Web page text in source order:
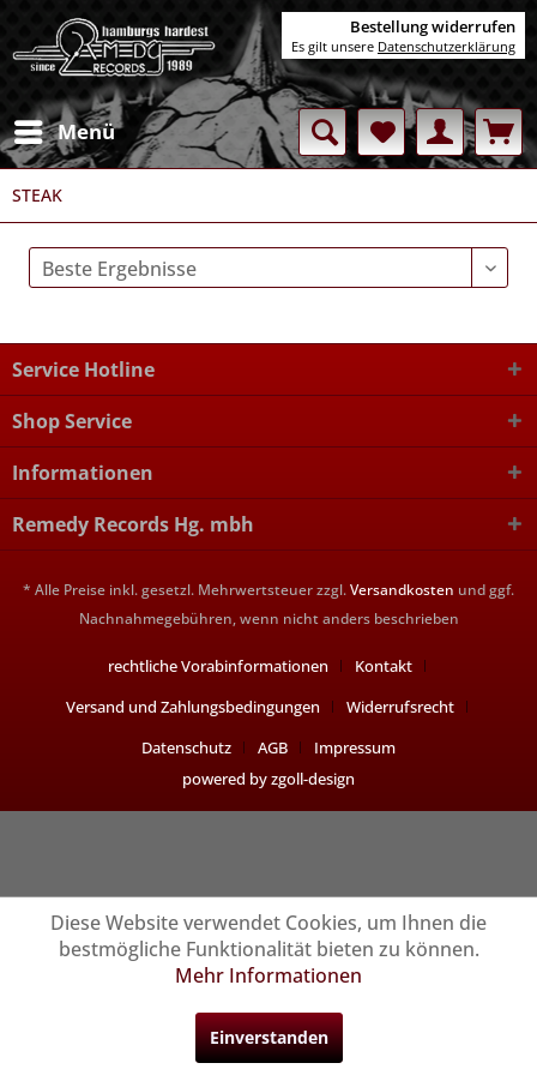
Menü
STEAK
Service Hotline
Shop Service
Informationen
Remedy Records Hg. mbh
* Alle Preise inkl. gesetzl. Mehrwertsteuer zzgl.Versandkosten und ggf.
Nachnahmegebühren, wenn nicht anders beschrieben
rechtliche Vorabinformationen
Kontakt
Versand und Zahlungsbedingungen
Widerrufsrecht
Datenschutz
AGB
Impressum
powered by zgoll-design
Bestellung widerrufen
Es gilt unsere Datenschutzerklärung
Diese Website verwendet Cookies, um Ihnen die
bestmögliche Funktionalität bieten zu können.
Mehr Informationen
Einverstanden